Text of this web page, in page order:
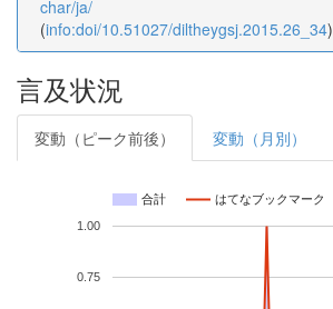
char/ja/
(info:doi/10.51027/diltheygsj.2015.26_34)
言及状況
変動（ピーク前後） 変動（月別）
合計 はてなブックマーク
0.75
1.00